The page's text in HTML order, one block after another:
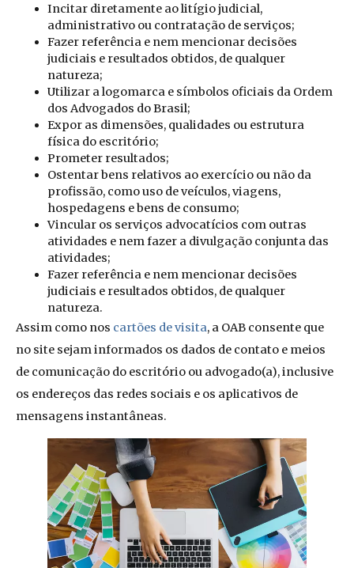
Incitar diretamente ao litígio judicial,
administrativo ou contratação de serviços;
Fazer referência e nem mencionar decisões
judiciais e resultados obtidos, de qualquer
natureza;
Utilizar a logomarca e símbolos oficiais da Ordem
dos Advogados do Brasil;
Expor as dimensões, qualidades ou estrutura
física do escritório;
Prometer resultados;
Ostentar bens relativos ao exercício ou não da
profissão, como uso de veículos, viagens,
hospedagens e bens de consumo;
Vincular os serviços advocatícios com outras
atividades e nem fazer a divulgação conjunta das
atividades;
Fazer referência e nem mencionar decisões
judiciais e resultados obtidos, de qualquer
natureza.
Assim como nos cartões de visita, a OAB consente que
no site sejam informados os dados de contato e meios
de comunicação do escritório ou advogado(a), inclusive
os endereços das redes sociais e os aplicativos de
mensagens instantâneas.